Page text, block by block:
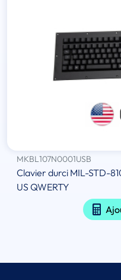
MKBL107N0001USB
Clavier durci MIL-STD-
US QWERTY